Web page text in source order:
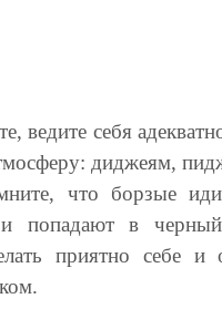
ведите себя
диджеям,
что борзые
попадают в черный
приятно себе